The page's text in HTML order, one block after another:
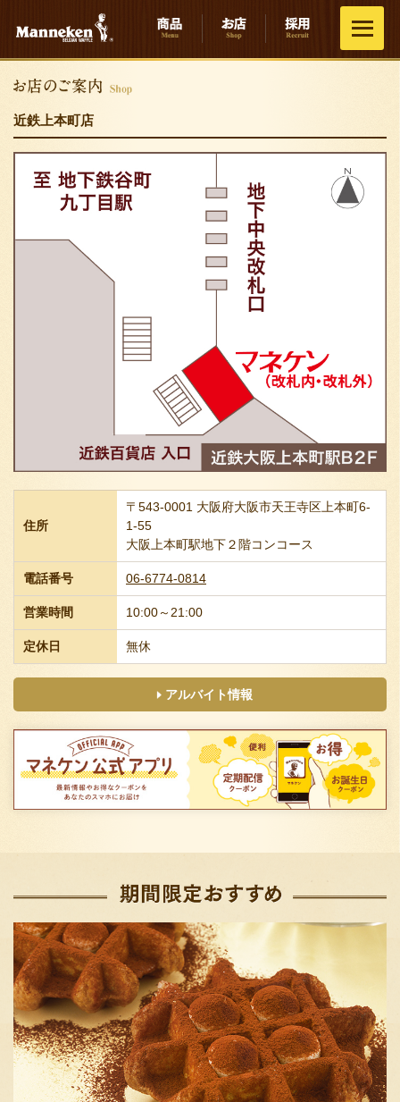
近鉄上本町店
住所
〒543-0001 大阪府大阪市天王寺区上本町6-
1-55
大阪上本町駅地下２階コンコース
電話番号 06-6774-0814
営業時間 10:00～21:00
定休日 無休
アルバイト情報